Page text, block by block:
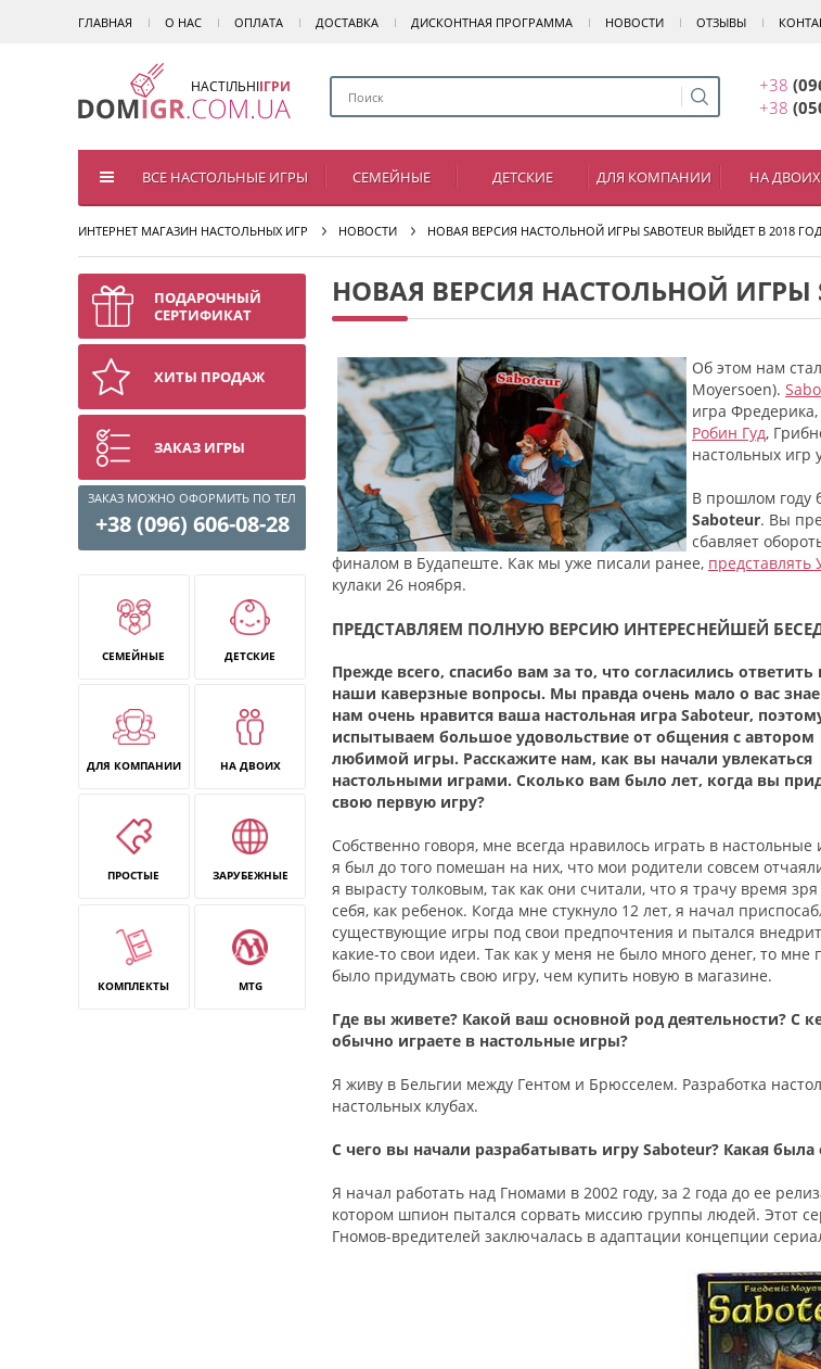
ГЛАВНАЯ О НАС ОПЛАТА ДОСТАВКА ДИСКОНТНАЯ ПРОГРАММА НОВОСТИ ОТЗЫВЫ
НАСТІЛЬНІІГРИ +38
+38
ВСЕ НАСТОЛЬНЫЕ ИГРЫ СЕМЕЙНЫЕ ДЕТСКИЕ ДЛЯ КОМПАНИИ НА ДВОИХ
ИНТЕРНЕТ МАГАЗИН НАСТОЛЬНЫХ ИГР НОВОСТИ НОВАЯ ВЕРСИЯ НАСТОЛЬНОЙ ИГРЫ SABOTEUR ВЫЙДЕТ В 2018
ПОДАРОЧНЫЙ
СЕРТИФИКАТ
ХИТЫ ПРОДАЖ
ЗАКАЗ ИГРЫ
ЗАКАЗ МОЖНО ОФОРМИТЬ ПО ТЕЛ
+38 (096) 606-08-28
СЕМЕЙНЫЕ ДЕТСКИЕ
ДЛЯ КОМПАНИИ НА ДВОИХ
ПРОСТЫЕ ЗАРУБЕЖНЫЕ
КОМПЛЕКТЫ MTG
НОВАЯ ВЕРСИЯ НАСТОЛЬНОЙ ИГРЫ
Об этом нам
Moyersoen).
игра
Робин Гуд,
настольных игр
В прошлом году
Saboteur. Вы
сбавляет
финалом в Будапеште. Как мы уже писали ранее,
кулаки 26 ноября.
ПРЕДСТАВЛЯЕМ ПОЛНУЮ ВЕРСИЮ ИНТЕРЕСНЕЙШЕЙ
Прежде всего, спасибо вам за то, что согласились ответить
наши каверзные вопросы. Мы правда очень мало о вас
нам очень нравится ваша настольная игра Saboteur,
испытываем большое удовольствие от общения с автором
любимой игры. Расскажите нам, как вы начали увлекаться
настольными играми. Сколько вам было лет, когда вы
свою первую игру?
Собственно говоря, мне всегда нравилось играть в настольные
я был до того помешан на них, что мои родители совсем
я вырасту толковым, так как они считали, что я трачу время
себя, как ребенок. Когда мне стукнуло 12 лет, я начал
существующие игры под свои предпочтения и пытался
какие-то свои идеи. Так как у меня не было много денег, то мне
было придумать свою игру, чем купить новую в магазине.
Где вы живете? Какой ваш основной род деятельности? С
обычно играете в настольные игры?
Я живу в Бельгии между Гентом и Брюсселем. Разработка
настольных клубах.
С чего вы начали разрабатывать игру Saboteur? Какая
Я начал работать над Гномами в 2002 году, за 2 года до ее
котором шпион пытался сорвать миссию группы людей. Этот
Гномов-вредителей заключалась в адаптации концепции